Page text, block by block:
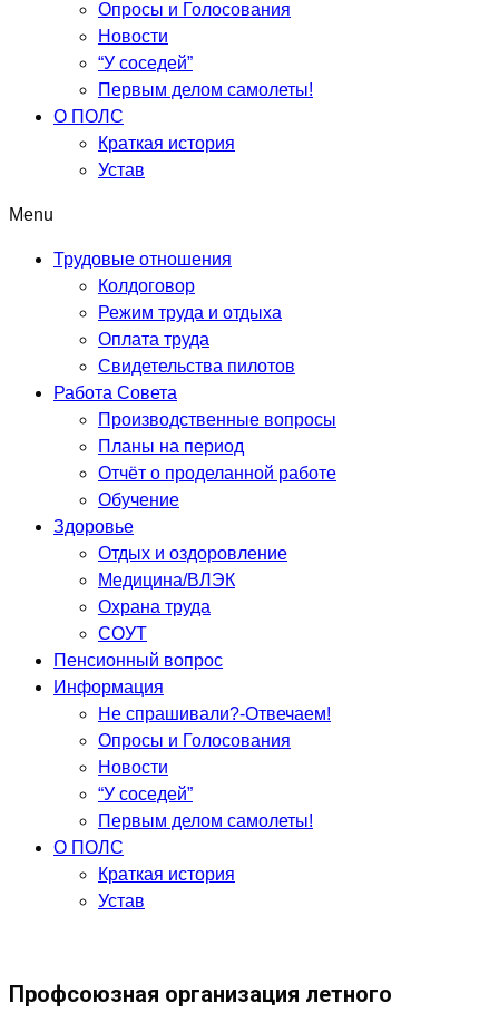
Опросы и Голосования
Новости
“У соседей”
Первым делом самолеты!
О ПОЛС
Краткая история
Устав
Menu
Трудовые отношения
Колдоговор
Режим труда и отдыха
Оплата труда
Свидетельства пилотов
Работа Совета
Производственные вопросы
Планы на период
Отчёт о проделанной работе
Обучение
Здоровье
Отдых и оздоровление
Медицина/ВЛЭК
Охрана труда
СОУТ
Пенсионный вопрос
Информация
Не спрашивали?-Отвечаем!
Опросы и Голосования
Новости
“У соседей”
Первым делом самолеты!
О ПОЛС
Краткая история
Устав
Профсоюзная организация летного